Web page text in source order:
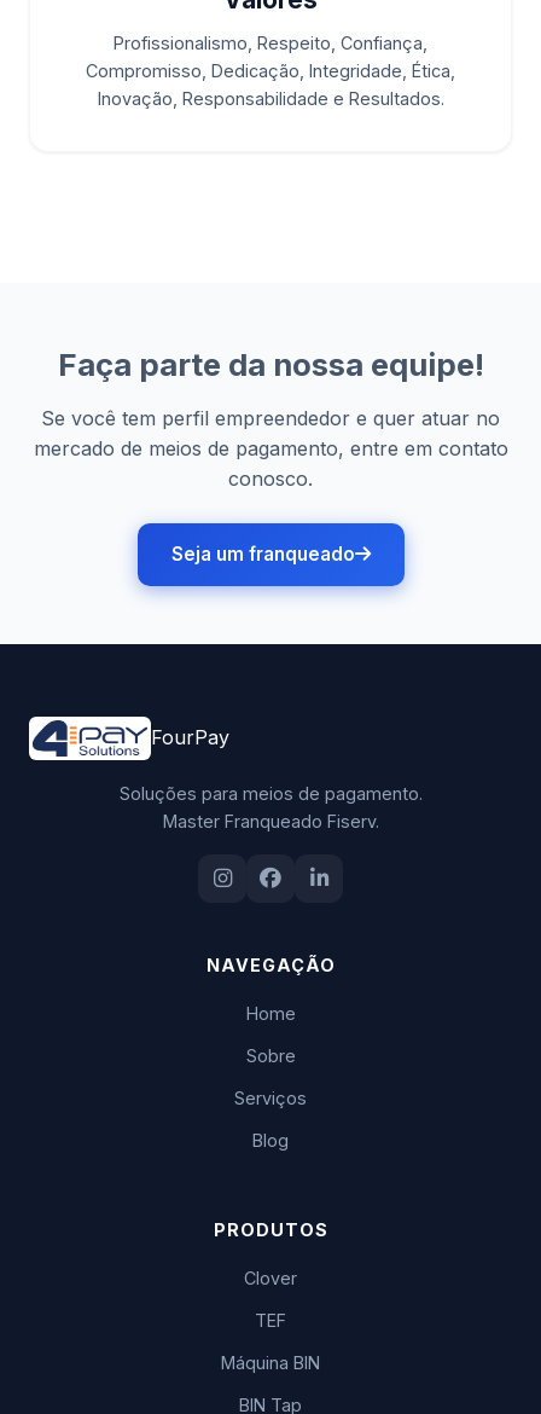
Profissionalismo, Respeito, Confiança,
Compromisso, Dedicação, Integridade, Ética,
Inovação, Responsabilidade e Resultados.
Faça parte da nossa equipe!
Se você tem perfil empreendedor e quer atuar no
mercado de meios de pagamento, entre em contato
conosco.
Seja um franqueado
FourPay
Soluções para meios de pagamento.
Master Franqueado Fiserv.
NAVEGAÇÃO
Home
Sobre
Serviços
Blog
PRODUTOS
Clover
TEF
Máquina BIN
BIN Tap